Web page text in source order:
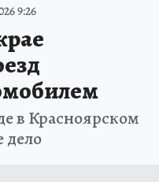
9:26
в Красноярском
дело